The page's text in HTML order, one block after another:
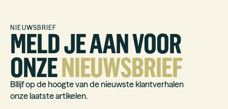
MELD JE AAN VOOR
ONZENIEUWSBRIEF
NIEUWSBRIEF
Bllijf op de hoogte van de nieuwste klantverhalen
onze laatste artikelen.